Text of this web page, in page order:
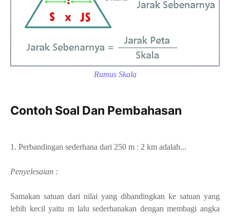
Rumus Skala
Contoh Soal Dan Pembahasan
1. Perbandingan sederhana dari 250 m : 2 km adalah...
Penyelesaian :
Samakan satuan dari nilai yang dibandingkan ke satuan yang
lebih kecil yaitu m lalu sederhanakan dengan membagi angka